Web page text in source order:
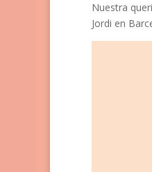
Nuestra
Jordi en